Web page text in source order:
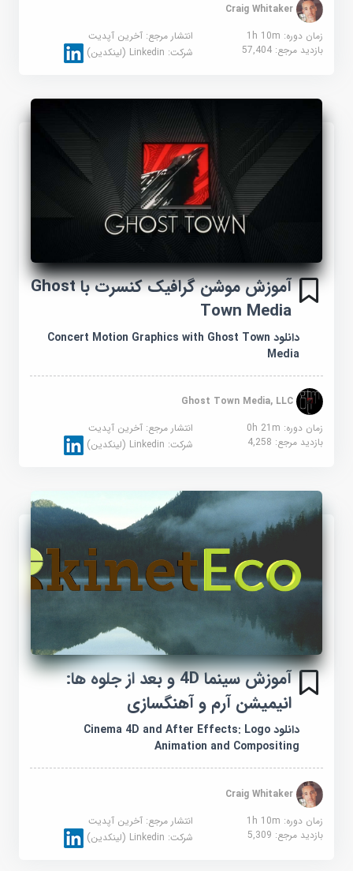
Craig Whitaker
زمان دوره: 1h 10m
انتشار مرجع:آخرین آپدیت
بازدید مرجع:57,404 شرکت:Linkedin (لینکدین)
آموزش موشن گرافیک کنسرت با Ghost
Town Media
دانلود Concert Motion Graphics with Ghost Town
Media
Ghost Town Media, LLC
زمان دوره: 0h 21m
انتشار مرجع:آخرین آپدیت
بازدید مرجع:4,258 شرکت:Linkedin (لینکدین)
آموزش سینما 4D و بعد از جلوه ها:
انیمیشن آرم و آهنگسازی
دانلود Cinema 4D and After Effects: Logo
Animation and Compositing
Craig Whitaker
زمان دوره: 1h 10m
انتشار مرجع:آخرین آپدیت
بازدید مرجع:5,309 شرکت:Linkedin (لینکدین)